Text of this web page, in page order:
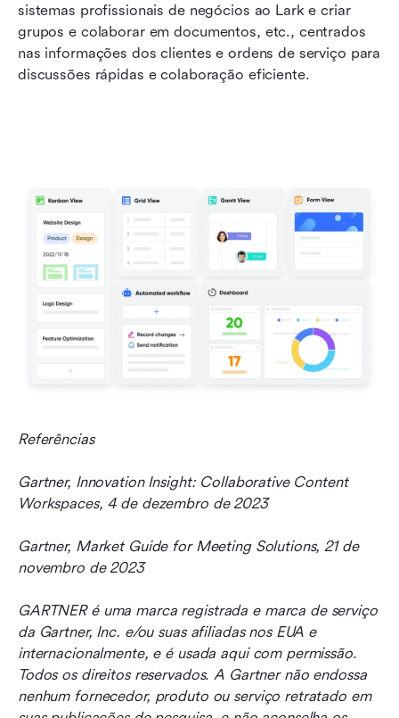
sistemas profissionais de negócios ao Lark e criar
grupos e colaborar em documentos, etc., centrados
nas informações dos clientes e ordens de serviço para
discussões rápidas e colaboração eficiente.
Referências
Gartner, Innovation Insight: Collaborative Content
Workspaces, 4 de dezembro de 2023
Gartner, Market Guide for Meeting Solutions, 21 de
novembro de 2023
GARTNER é uma marca registrada e marca de serviço
da Gartner, Inc. e/ou suas afiliadas nos EUA e
internacionalmente, e é usada aqui com permissão.
Todos os direitos reservados. A Gartner não endossa
nenhum fornecedor, produto ou serviço retratado em